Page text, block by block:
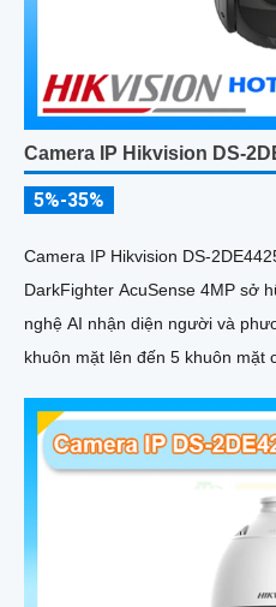
Camera IP Hikvision DS-
5%-35%
Camera IP Hikvision DS-
DarkFighter AcuSense 4MP sở
nghệ AI nhận diện người và
khuôn mặt lên đến 5 khuôn mặt